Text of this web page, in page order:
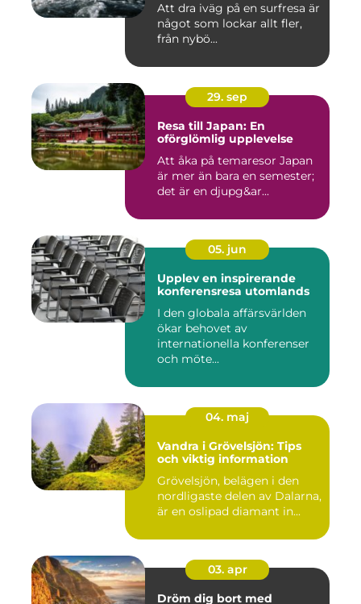
Att dra iväg på en surfresa är
något som lockar allt fler,
från nybö...
29. sep
Resa till Japan: En
oförglömlig upplevelse
Att åka på temaresor Japan
är mer än bara en semester;
det är en djupg&ar...
05. jun
Upplev en inspirerande
konferensresa utomlands
I den globala affärsvärlden
ökar behovet av
internationella konferenser
och möte...
04. maj
Vandra i Grövelsjön: Tips
och viktig information
Grövelsjön, belägen i den
nordligaste delen av Dalarna,
är en oslipad diamant in...
03. apr
Dröm dig bort med